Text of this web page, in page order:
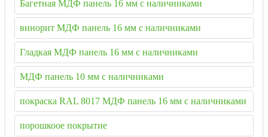
Багетная МДФ панель 16 мм с наличниками
винорит МДФ панель 16 мм с наличниками
Гладкая МДФ панель 16 мм с наличниками
МДФ панель 10 мм с наличниками
покраска RAL 8017 МДФ панель 16 мм с наличниками
порошкоое покрытие